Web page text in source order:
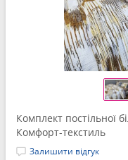
Комплект постільної
Комфорт-текстиль
Залишити відгук